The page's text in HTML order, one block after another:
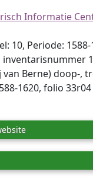
Informatie
10, Periode:
inventaris­num­mer
van Berne) doop-,
1620, folio 33r04